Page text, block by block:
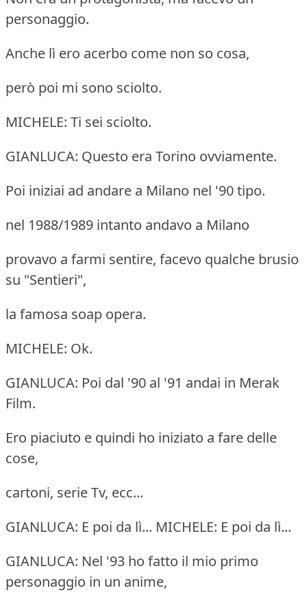
personaggio.
Anche lì ero acerbo come non so cosa,
però poi mi sono sciolto.
MICHELE: Ti sei sciolto.
GIANLUCA: Questo era Torino ovviamente.
Poi iniziai ad andare a Milano nel '90 tipo.
nel 1988/1989 intanto andavo a Milano
provavo a farmi sentire, facevo qualche brusio
su "Sentieri",
la famosa soap opera.
MICHELE: Ok.
GIANLUCA: Poi dal '90 al '91 andai in Merak
Film.
Ero piaciuto e quindi ho iniziato a fare delle
cose,
cartoni, serie Tv, ecc...
GIANLUCA: E poi da lì... MICHELE: E poi da lì...
GIANLUCA: Nel '93 ho fatto il mio primo
personaggio in un anime,